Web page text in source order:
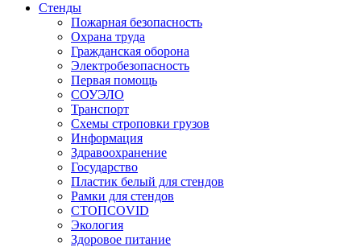
Стенды
Пожарная безопасность
Охрана труда
Гражданская оборона
Электробезопасность
Первая помощь
СОУЭЛО
Транспорт
Схемы строповки грузов
Информация
Здравоохранение
Государство
Пластик белый для стендов
Рамки для стендов
СТОПCOVID
Экология
Здоровое питание